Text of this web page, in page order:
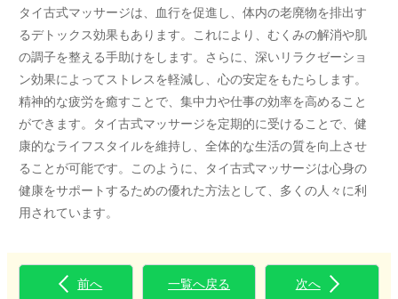
タイ古式マッサージは、血行を促進し、体内の老廃物を排出す
るデトックス効果もあります。これにより、むくみの解消や肌
の調子を整える手助けをします。さらに、深いリラクゼーショ
ン効果によってストレスを軽減し、心の安定をもたらします。
精神的な疲労を癒すことで、集中力や仕事の効率を高めること
ができます。タイ古式マッサージを定期的に受けることで、健
康的なライフスタイルを維持し、全体的な生活の質を向上させ
ることが可能です。このように、タイ古式マッサージは心身の
健康をサポートするための優れた方法として、多くの人々に利
用されています。
前へ 一覧へ戻る 次へ